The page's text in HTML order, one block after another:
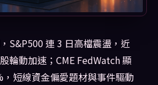
S&P500 連 3 日高檔震盪，近
輪動加速；CME FedWatch 顯
短線資金偏愛題材與事件驅動